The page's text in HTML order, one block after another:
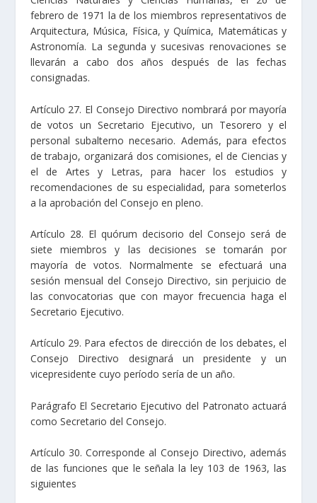
febrero de 1971 la de los miembros representativos de
Arquitectura, Música, Física, y Química, Matemáticas y
Astronomía. La segunda y sucesivas renovaciones se
llevarán a cabo dos años después de las fechas
consignadas.
Artículo 27. El Consejo Directivo nombrará por mayoría
de votos un Secretario Ejecutivo, un Tesorero y el
personal subalterno necesario. Además, para efectos
de trabajo, organizará dos comisiones, el de Ciencias y
el de Artes y Letras, para hacer los estudios y
recomendaciones de su especialidad, para someterlos
a la aprobación del Consejo en pleno.
Artículo 28. El quórum decisorio del Consejo será de
siete miembros y las decisiones se tomarán por
mayoría de votos. Normalmente se efectuará una
sesión mensual del Consejo Directivo, sin perjuicio de
las convocatorias que con mayor frecuencia haga el
Secretario Ejecutivo.
Artículo 29. Para efectos de dirección de los debates, el
Consejo Directivo designará un presidente y un
vicepresidente cuyo período sería de un año.
Parágrafo El Secretario Ejecutivo del Patronato actuará
como Secretario del Consejo.
Artículo 30. Corresponde al Consejo Directivo, además
de las funciones que le señala la ley 103 de 1963, las
siguientes